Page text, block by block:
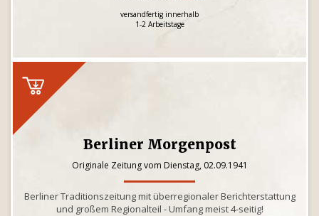
versandfertig innerhalb
1-2 Arbeitstage
Berliner Morgenpost
Originale Zeitung vom Dienstag, 02.09.1941
Berliner Traditionszeitung mit überregionaler Berichterstattung
und großem Regionalteil - Umfang meist 4-seitig!